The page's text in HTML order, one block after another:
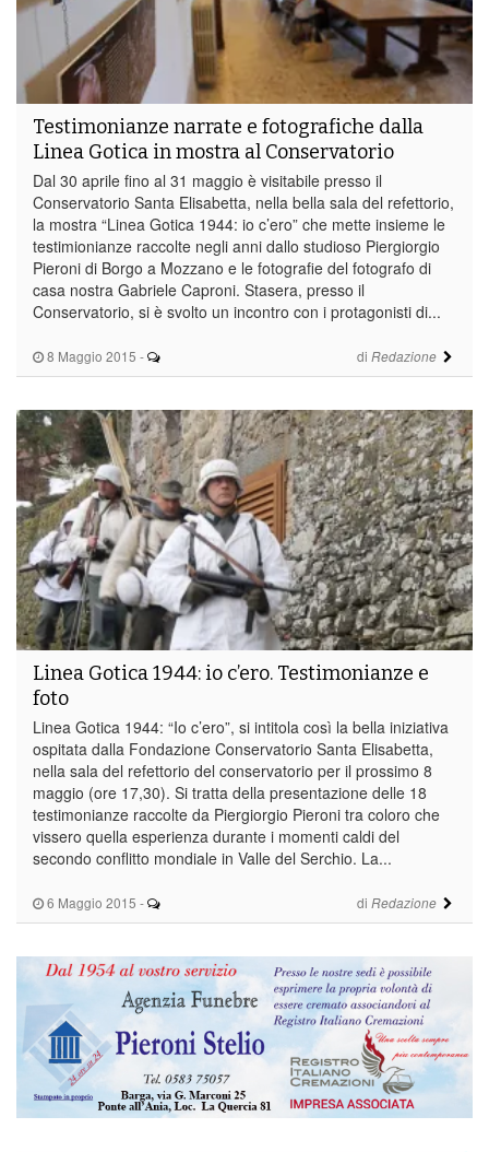
8 Maggio 2015 - di Redazione
Testimonianze narrate e fotografiche dalla
Linea Gotica in mostra al Conservatorio
Dal 30 aprile fino al 31 maggio è visitabile presso il
Conservatorio Santa Elisabetta, nella bella sala del refettorio,
la mostra “Linea Gotica 1944: io c’ero” che mette insieme le
testimionianze raccolte negli anni dallo studioso Piergiorgio
Pieroni di Borgo a Mozzano e le fotografie del fotografo di
casa nostra Gabriele Caproni. Stasera, presso il
Conservatorio, si è svolto un incontro con i protagonisti di...
6 Maggio 2015 - di Redazione
Linea Gotica 1944: io c’ero. Testimonianze e
foto
Linea Gotica 1944: “Io c’ero”, si intitola così la bella iniziativa
ospitata dalla Fondazione Conservatorio Santa Elisabetta,
nella sala del refettorio del conservatorio per il prossimo 8
maggio (ore 17,30). Si tratta della presentazione delle 18
testimonianze raccolte da Piergiorgio Pieroni tra coloro che
vissero quella esperienza durante i momenti caldi del
secondo conflitto mondiale in Valle del Serchio. La...